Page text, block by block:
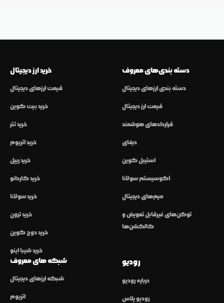
خرید ارز دیجیتال
قیمت ارزهای دیجیتال
خرید بیت کوین
خرید تتر
خرید اتریوم
خرید ریپل
خرید کاردانو
خرید سولانا
خرید ترون
خرید دوج کوین
خرید شیبا اینو
دسته بندی‌های معروف
دسته بندی ارزهای دیجیتال
قیمت ارز دیجیتال
قراردادهای هوشمند
دیفای
استیبل کوین
اکوسیستم سولانا
میم‌های دیجیتال
توکن‌های غیرقابل تعویض و
کالکشن‌ها
شبکه های معروف
شبکه ارزهای دیجیتال
اتریوم
رودیو
درباره رودیو
رودیو پلاس